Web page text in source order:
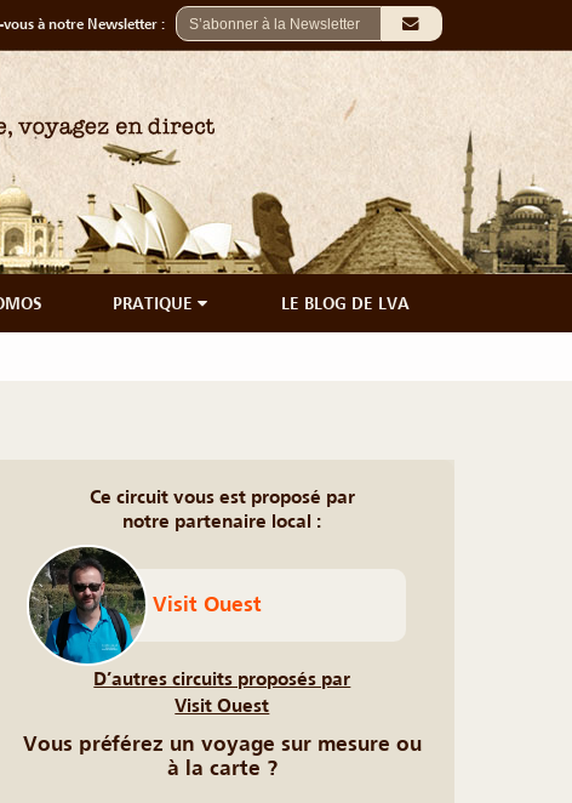
vous à notre Newsletter :
PRATIQUE LE BLOG DE LVA
Ce circuit vous est proposé par
notre partenaire local :
Visit Ouest
D’autres circuits proposés par
Visit Ouest
Vous préférez un voyage sur mesure ou
à la carte ?